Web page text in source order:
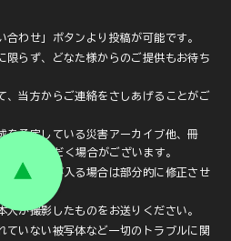
わせ」ボタンより投稿が可能です。
限らず、どなた様からのご提供もお待ち
、当方からご連絡をさしあげることがご
を予定している災害アーカイブ他、冊
せていただく場合がございます。
顔や文字が入る場合は部分的に修正させ
人が撮影したものをお送りください。
ていない被写体など一切のトラブルに関